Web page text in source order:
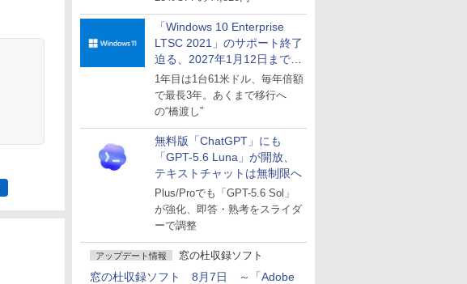
「Windows 10 Enterprise
LTSC 2021」のサポート終了
迫る、2027年1月12日まで
～ESUは9月1日から販売
1年目は1台61米ドル、毎年倍額
で最長3年。あくまで移行へ
の“橋渡し”
無料版「ChatGPT」にも
「GPT-5.6 Luna」が開放、
テキストチャットは無制限へ
Plus/Proでも「GPT-5.6 Sol」
が強化、即答・熟考をスライダ
ーで調整
アップデート情報 窓の杜収録ソフト
窓の杜収録ソフト 8月7日 ～「Adobe